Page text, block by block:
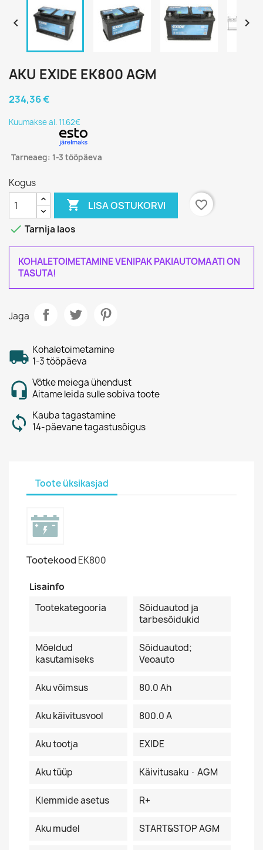
 
AKU EXIDE EK800 AGM
234,36 €
Kuumakse al. 11.62€
Tarneaeg: 1-3 tööpäeva
Kogus
 LISA OSTUKORVI
favorite_border
 Tarnija laos
KOHALETOIMETAMINE VENIPAK PAKIAUTOMAATI ON
TASUTA!
Jaga
Kohaletoimetamine
1-3 tööpäeva
Võtke meiega ühendust
Aitame leida sulle sobiva toote
Kauba tagastamine
14-päevane tagastusõigus
Toote üksikasjad
Tootekood EK800
Lisainfo
Tootekategooria
Sõiduautod ja
tarbesõidukid
Mõeldud
kasutamiseks
Sõiduautod;
Veoauto
Aku võimsus 80.0 Ah
Aku käivitusvool 800.0 A
Aku tootja EXIDE
Aku tüüp Käivitusaku · AGM
Klemmide asetus R+
Aku mudel START&STOP AGM